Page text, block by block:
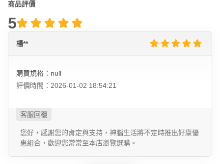
商品評價
5
楊**
購買規格：null
評價時間：2026-01-02 18:54:21
您好，感謝您的肯定與支持，神腦生活將不定時推出好康優
惠組合，歡迎您常常至本店瀏覽選購。